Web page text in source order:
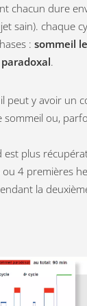
chacun dure
sain). chaque
: sommeil
.
peut y avoir un
sommeil ou,
plus
4 premières
la